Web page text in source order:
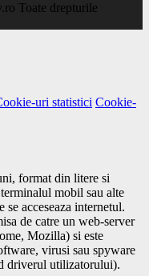
Toate drepturile
uri statistici Cookie-
format din litere si
mobil sau alte
acceseaza internetul.
de catre un web-server
Mozilla) si este
virusi sau spyware
driverul utilizatorului).